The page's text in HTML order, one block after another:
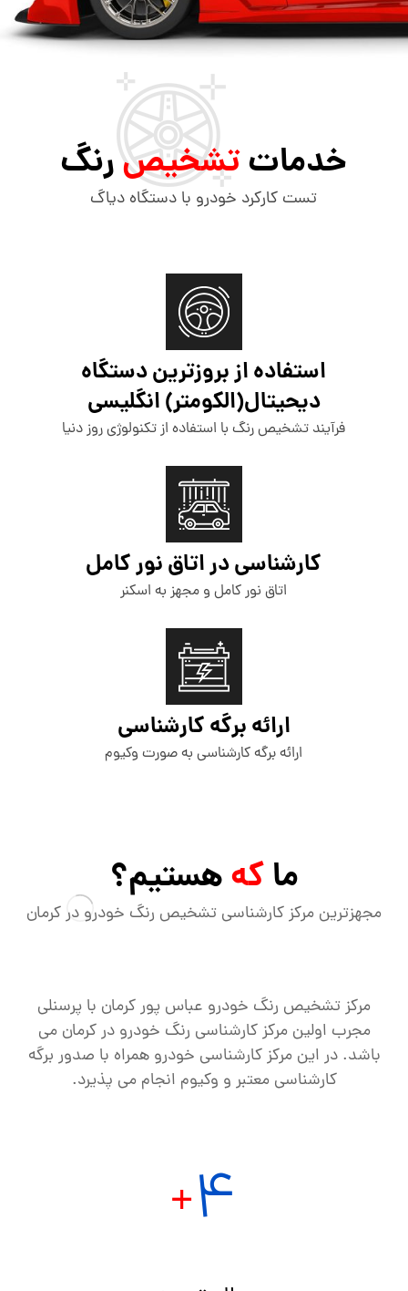
خدماتتشخیصرنگ
تست کارکرد خودرو با دستگاه دیاگ
استفاده از بروزترین دستگاه
دیحیتال(الکومتر) انگلیسی
فرآیند تشخیص رنگ با استفاده از تکنولوژی روز دنیا
کارشناسی در اتاق نور کامل
اتاق نور کامل و مجهز به اسکنر
ارائه برگه کارشناسی
ارائه برگه کارشناسی به صورت وکیوم
ماکههستیم؟
مجهزترین مرکز کارشناسی تشخیص رنگ خودرو در کرمان
مرکز تشخیص رنگ خودرو عباس پور کرمان با پرسنلی
مجرب اولین مرکز کارشناسی رنگ خودرو در کرمان می
باشد. در این مرکز کارشناسی خودرو همراه با صدور برگه
کارشناسی معتبر و وکیوم انجام می پذیرد.
4
+